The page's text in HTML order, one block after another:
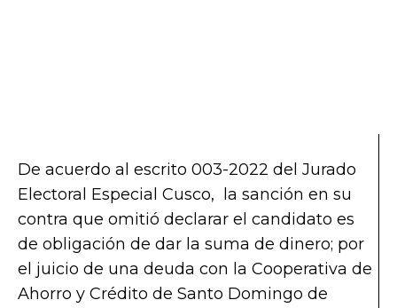
De acuerdo al escrito 003-2022 del Jurado
Electoral Especial Cusco, la sanción en su
contra que omitió declarar el candidato es
de obligación de dar la suma de dinero; por
el juicio de una deuda con la Cooperativa de
Ahorro y Crédito de Santo Domingo de